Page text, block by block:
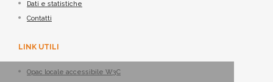
Dati e statistiche
Contatti
LINK UTILI
Opac locale accessibile W3C